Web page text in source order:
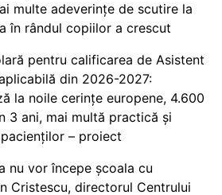
multe adeverințe de scutire la
în rândul copiilor a crescut
pentru calificarea de Asistent
din 2026-2027:
la noile cerințe europene, 4.600
3 ani, mai multă practică și
– proiect
nu vor începe școala cu
Cristescu, directorul Centrului